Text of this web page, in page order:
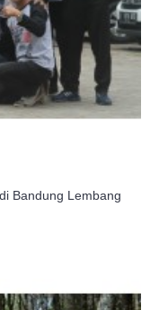
Bandung Lembang